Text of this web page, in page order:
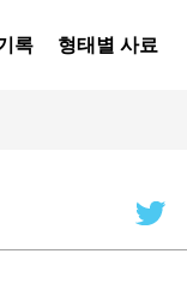
록 형태별 사료